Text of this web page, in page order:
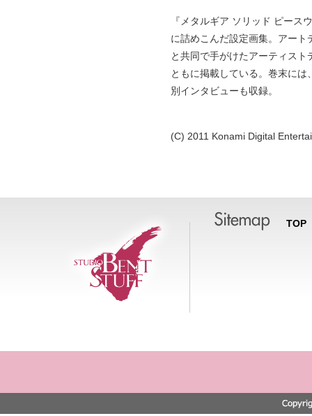
『メタルギア ソリッド ピース
に詰めこんだ設定画集。アー
と共同で手がけたアーティス
ともに掲載している。巻末に
別インタビューも収録。
(C) 2011 Konami Digital
TOP